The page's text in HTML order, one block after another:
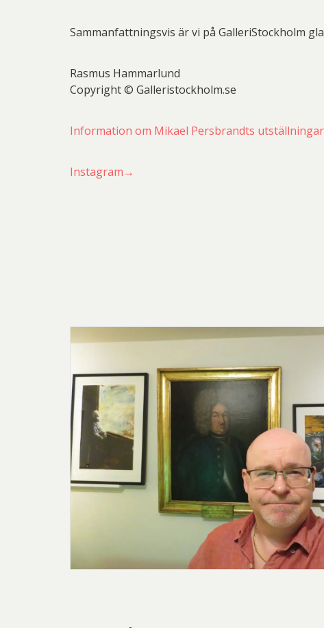
Sammanfattningsvis är vi på GalleriStockholm
Rasmus Hammarlund
Copyright © Galleristockholm.se
Information om Mikael Persbrandts
Instagram→